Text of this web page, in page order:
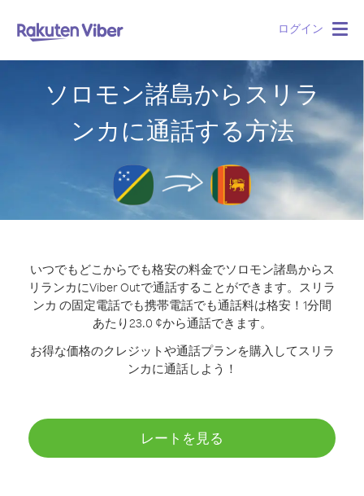
ログイン
ソロモン諸島からスリラ
ンカに通話する方法
いつでもどこからでも格安の料金でソロモン諸島からス
リランカにViber Outで通話することができます。 スリラ
ンカ の固定電話でも携帯電話でも通話料は格安！1分間
あたり23.0 ¢から通話できます。
お得な価格のクレジットや通話プランを購入してスリラ
ンカに通話しよう！
レートを見る